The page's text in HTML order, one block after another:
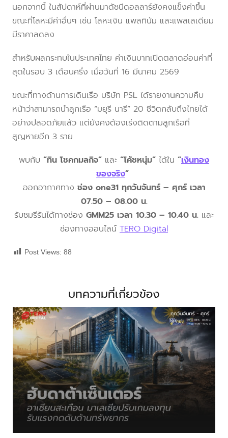
นอกจากนี้ ในสัปดาห์ที่ผ่านมาดัชนีดอลลาร์ยังคงแข็งค่าขึ้น
ขณะที่โลหะมีค่าอื่นๆ เช่น โลหะเงิน แพลทินัม และแพลเลเดียม
มีราคาลดลง
สำหรับผลกระทบในประเทศไทย ค่าเงินบาทเปิดตลาดอ่อนค่าที่
สุดในรอบ 3 เดือนครึ่ง เมื่อวันที่ 16 มีนาคม 2569
ขณะที่ทางด้านการเดินเรือ บริษัท PSL ได้รายงานความคืบ
หน้าว่าสามารถนำลูกเรือ “มยุรี นารี” 20 ชีวิตกลับถึงไทยได้
อย่างปลอดภัยแล้ว แต่ยังคงต้องเร่งติดตามลูกเรือที่
สูญหายอีก 3 ราย
พบกับ “ทิน โชคกมลกิจ” และ “โค้ชหนุ่ม” ได้ใน “เงินทอง
ของจริง”
ออกอากาศทาง ช่อง one31 ทุกวันจันทร์ – ศุกร์ เวลา
07.50 – 08.00 น.
รับชมรีรันได้ทางช่อง GMM25 เวลา 10.30 – 10.40 น. และ
ช่องทางออนไลน์ TERO Digital
Post Views: 88
บทความที่เกี่ยวข้อง